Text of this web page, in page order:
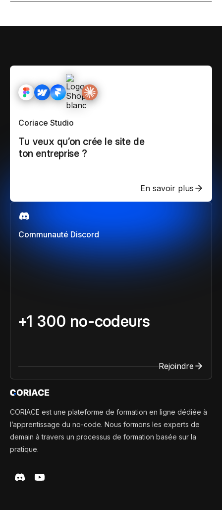
Communauté Discord
+1 300 no-codeurs
Rejoindre
Coriace Studio
Tu veux qu’on crée le site de
ton entreprise ?
En savoir plus
CORIACE est une plateforme de formation en ligne dédiée à
l’apprentissage du no-code. Nous formons les experts de
demain à travers un processus de formation basée sur la
pratique.